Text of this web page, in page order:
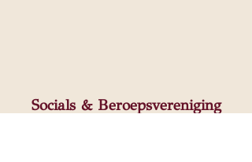
Socials & Beroepsvereniging